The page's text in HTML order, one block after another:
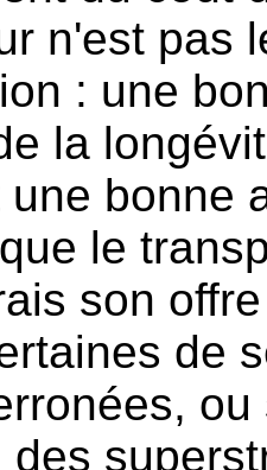
n'est pas
: une
la
bonne
le
son
de
des